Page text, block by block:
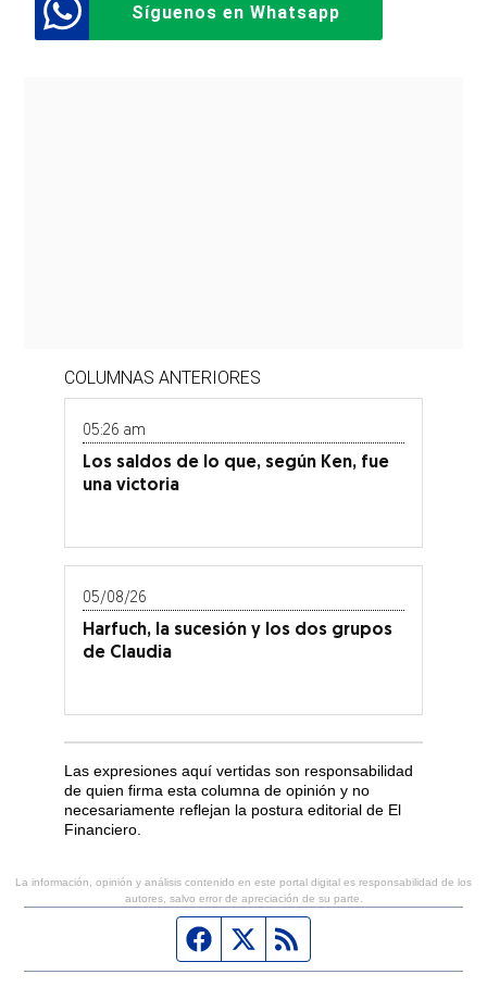
Síguenos en Whatsapp
COLUMNAS ANTERIORES
05:26 am
Los saldos de lo que, según Ken, fue
una victoria
05/08/26
Harfuch, la sucesión y los dos grupos
de Claudia
Las expresiones aquí vertidas son responsabilidad
de quien firma esta columna de opinión y no
necesariamente reflejan la postura editorial de El
Financiero.
La información, opinión y análisis contenido en este portal digital es responsabilidad de los
autores, salvo error de apreciación de su parte.
Página de Facebook
Fuente Twitter